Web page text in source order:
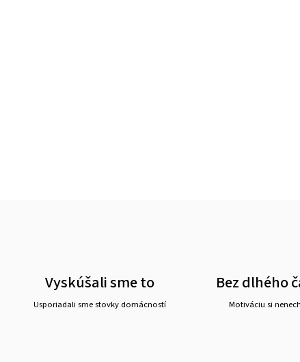
Vyskúšali sme to
Usporiadali sme stovky domácností
Bez dlhého
Motiváciu si